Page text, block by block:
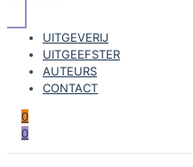
UITGEVERIJ
UITGEEFSTER
AUTEURS
CONTACT
0
0